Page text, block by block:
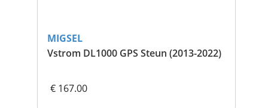
MIGSEL
Vstrom DL1000 GPS Steun (2013-2022)
€ 167.00